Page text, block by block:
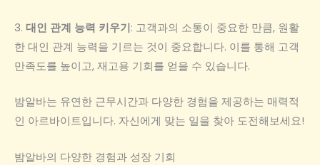
3. 대인 관계 능력 키우기: 고객과의 소통이 중요한 만큼, 원활
한 대인 관계 능력을 기르는 것이 중요합니다. 이를 통해 고객
만족도를 높이고, 재고용 기회를 얻을 수 있습니다.
밤알바는 유연한 근무시간과 다양한 경험을 제공하는 매력적
인 아르바이트입니다. 자신에게 맞는 일을 찾아 도전해보세요!
밤알바의 다양한 경험과 성장 기회